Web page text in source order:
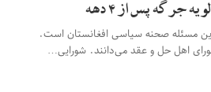
جرگه پس از ۴ دهه
مسئله صحنه سیاسی افغانستان است.
اهل حل و عقد می‌دانند. شورایی…